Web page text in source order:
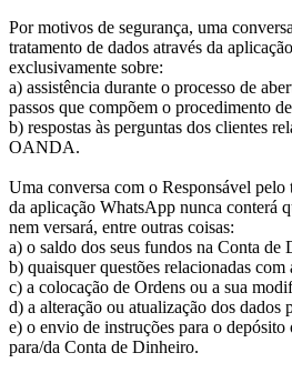
Por motivos de segurança, uma
tratamento de dados através da
exclusivamente sobre:
a) assistência durante o processo de
passos que compõem o procedimento
b) respostas às perguntas dos clientes
OANDA.
Uma conversa com o Responsável pelo
da aplicação WhatsApp nunca conterá
nem versará, entre outras coisas:
a) o saldo dos seus fundos na Conta de
b) quaisquer questões relacionadas com
c) a colocação de Ordens ou a sua
d) a alteração ou atualização dos dados
e) o envio de instruções para o
para/da Conta de Dinheiro.